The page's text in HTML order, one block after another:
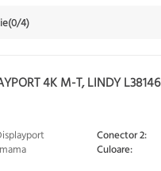
(0/4)
4K M-T, LINDY L38146
Conector 2:
Culoare: